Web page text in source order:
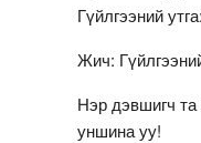
Гүйлгээний утга:
Жич:
Нэр дэвшигч
уншина уу!